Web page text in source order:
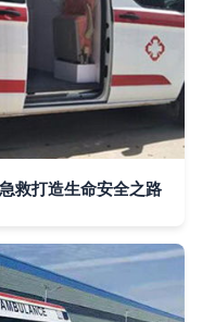
救打造生命安全之路